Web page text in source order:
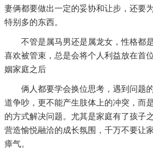
妻俩都要做出一定的妥协和让步，还要
特别多的东西。
不管是属马男还是属龙女，性格都
喜欢被管束，总是会将个人利益放在首
姻家庭之后
俩人都要学会换位思考，遇到问题
道争吵，更不能产生肢体上的冲突，而
的方式解决问题。尤其是家庭有了孩子
营造愉悦融洽的成长氛围，千万不要让
瘴气。